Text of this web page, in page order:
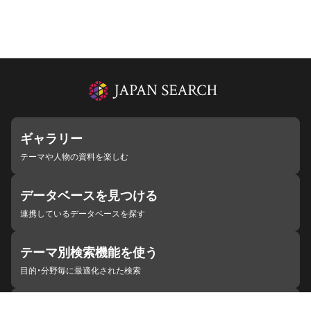
ギャラリー
テーマや人物の資料を楽しむ
データベースを見つける
連携しているデータベースを探す
テーマ別検索機能を使う
目的・分野毎に最適化された検索